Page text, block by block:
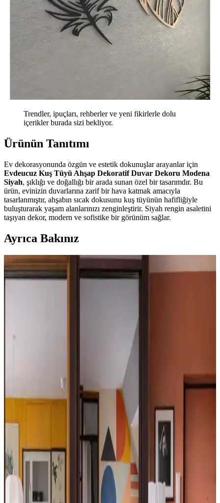
Trendler, ipuçları, rehberler ve yeni fikirlerle dolu
içerikler burada sizi bekliyor.
Ürünün Tanıtımı
Ev dekorasyonunda özgün ve estetik dokunuşlar arayanlar için
Evdeucuz Kuş Tüyü Ahşap Dekoratif Duvar Dekoru Modena
Siyah, şıklığı ve doğallığı bir arada sunan özel bir tasarımdır. Bu
ürün, evinizin duvarlarına zarif bir hava katmak amacıyla
tasarlanmıştır, ahşabın sıcak dokusunu kuş tüyünün hafifliğiyle
buluşturarak yaşam alanlarınızı zenginleştirir. Siyah rengin asaletini
taşıyan dekor, modern ve sofistike bir görünüm sağlar.
Ayrıca Bakınız
Ev Dekorasyonunda Mat ve Parlak Seramik
Karoların Tercih Edilme Nedenleri ve Avantajları
Zeytin Yeşili ve Mavi-Yeşil Tonlarının Ahşap Zemin
ve Beyaz Duvarlarla Uyumu ve Etkileri
Zeytin yeşili ve mavi-yeşil tonları, ahşap zemin ve beyaz duvarlarla
birleşerek mekâna sıcaklık, doğallık ve farklı atmosferler kazandırır.
Renk seçimi kullanım amacına göre değişir.
Buff Monster'ın Diecut Ahşap Baskıları ve Sokak
Sanatı Eserlerinin Koleksiyon Değeri
Buff Monster'ın diecut ahşap baskıları ve akrilik tuval eserleri,
özgün tasarımları ve sınırlı sayıda olmaları nedeniyle
koleksiyoncular tarafından yakından takip ediliyor. Orijinallik ve
malzeme detayları alımda önemli rol oynuyor.
Mobilya Rengi Seçiminde Zeminle Uyumun Önemi
ve Mekân Estetiği Üzerindeki Etkileri